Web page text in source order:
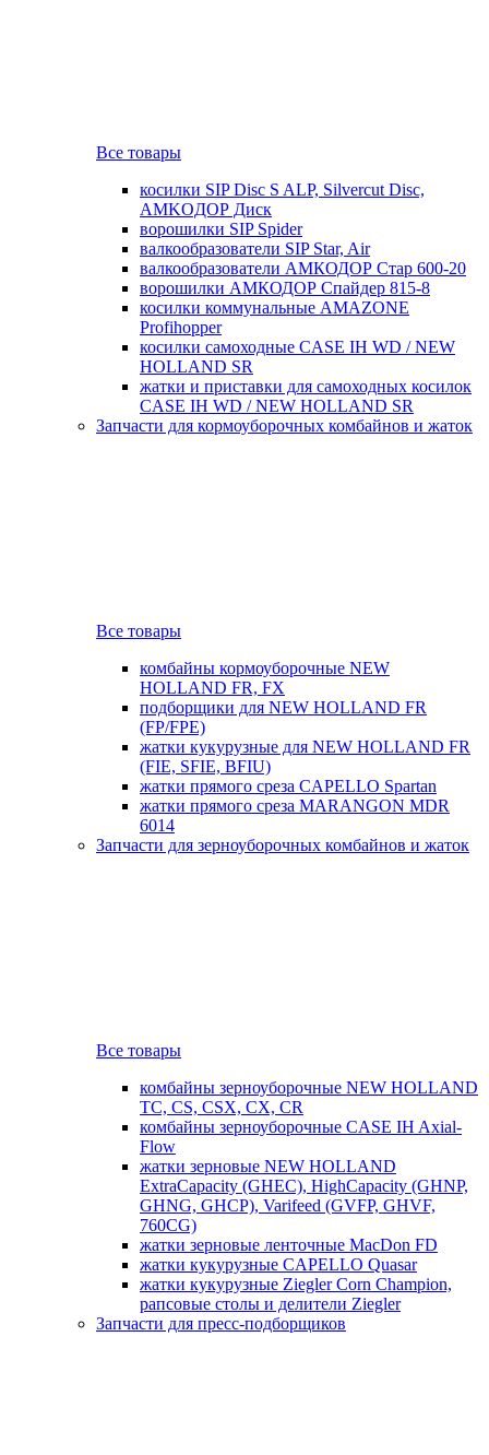
Все товары
косилки SIP Disc S ALP, Silvercut Disc,
AMKOДОР Диск
ворошилки SIP Spider
валкообразователи SIP Star, Air
валкообразователи АМКОДОР Стар 600-20
ворошилки АМКОДОР Спайдер 815-8
косилки коммунальные AMAZONE
Profihopper
косилки самоходные CASE IH WD / NEW
HOLLAND SR
жатки и приставки для самоходных косилок
CASE IH WD / NEW HOLLAND SR
Запчасти для кормоуборочных комбайнов и жаток
Все товары
комбайны кормоуборочные NEW
HOLLAND FR, FX
подборщики для NEW HOLLAND FR
(FP/FPE)
жатки кукурузные для NEW HOLLAND FR
(FIE, SFIE, BFIU)
жатки прямого среза CAPELLO Spartan
жатки прямого среза MARANGON MDR
6014
Запчасти для зерноуборочных комбайнов и жаток
Все товары
комбайны зерноуборочные NEW HOLLAND
TC, CS, CSX, CX, CR
комбайны зерноуборочные CASE IH Axial-
Flow
жатки зерновые NEW HOLLAND
ExtraCapacity (GHEC), HighCapacity (GHNP,
GHNG, GHCP), Varifeed (GVFP, GHVF,
760CG)
жатки зерновые ленточные MacDon FD
жатки кукурузные CAPELLO Quasar
жатки кукурузные Ziegler Corn Champion,
рапсовые столы и делители Ziegler
Запчасти для пресс-подборщиков